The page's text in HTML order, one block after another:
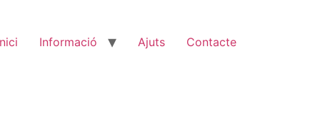
Informació Ajuts Contacte